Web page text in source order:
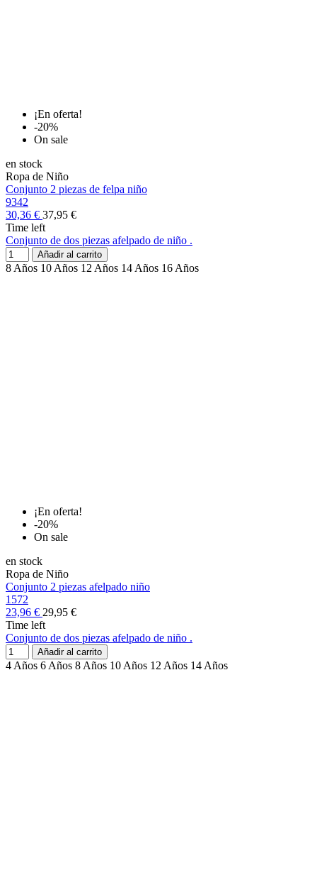
¡En oferta!
-20%
On sale
en stock
Ropa de Niño
Conjunto 2 piezas de felpa niño
9342
30,36 € 37,95 €
Time left
Conjunto de dos piezas afelpado de niño .
Añadir al carrito
8 Años 10 Años 12 Años 14 Años 16 Años
¡En oferta!
-20%
On sale
en stock
Ropa de Niño
Conjunto 2 piezas afelpado niño
1572
23,96 € 29,95 €
Time left
Conjunto de dos piezas afelpado de niño .
Añadir al carrito
4 Años 6 Años 8 Años 10 Años 12 Años 14 Años